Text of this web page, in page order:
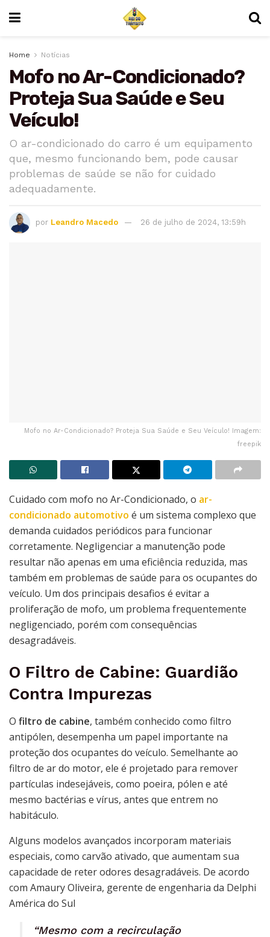
Home Notícias
Mofo no Ar-Condicionado?
Proteja Sua Saúde e Seu
Veículo!
O ar-condicionado do carro é um equipamento
que, mesmo funcionando bem, pode causar
problemas de saúde se não for cuidado
adequadamente.
por Leandro Macedo 26 de julho de 2024, 13:59h
Mofo no Ar-Condicionado? Proteja Sua Saúde e Seu Veículo! Imagem:
freepik
Cuidado com mofo no Ar-Condicionado, o ar-
condicionado automotivo é um sistema complexo que
demanda cuidados periódicos para funcionar
corretamente. Negligenciar a manutenção pode
resultar não apenas em uma eficiência reduzida, mas
também em problemas de saúde para os ocupantes do
veículo. Um dos principais desafios é evitar a
proliferação de mofo, um problema frequentemente
negligenciado, porém com consequências
desagradáveis.
O Filtro de Cabine: Guardião
Contra Impurezas
O filtro de cabine, também conhecido como filtro
antipólen, desempenha um papel importante na
proteção dos ocupantes do veículo. Semelhante ao
filtro de ar do motor, ele é projetado para remover
partículas indesejáveis, como poeira, pólen e até
mesmo bactérias e vírus, antes que entrem no
habitáculo.
Alguns modelos avançados incorporam materiais
especiais, como carvão ativado, que aumentam sua
capacidade de reter odores desagradáveis. De acordo
com Amaury Oliveira, gerente de engenharia da Delphi
América do Sul
“Mesmo com a recirculação